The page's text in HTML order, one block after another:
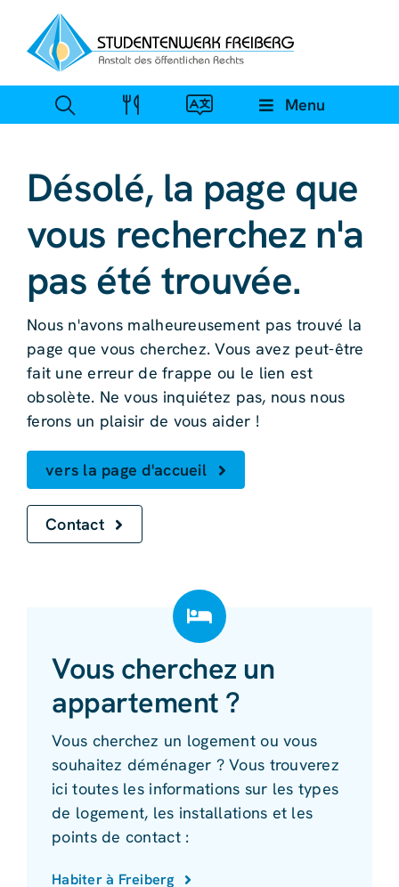
content
Menu
Désolé, la page que
vous recherchez n'a
pas été trouvée.
Nous n'avons malheureusement pas trouvé la
page que vous cherchez. Vous avez peut-être
fait une erreur de frappe ou le lien est
obsolète. Ne vous inquiétez pas, nous nous
ferons un plaisir de vous aider !
vers la page d'accueil
Contact
Vous cherchez un
appartement ?
Vous cherchez un logement ou vous
souhaitez déménager ? Vous trouverez
ici toutes les informations sur les types
de logement, les installations et les
points de contact :
Habiter à Freiberg